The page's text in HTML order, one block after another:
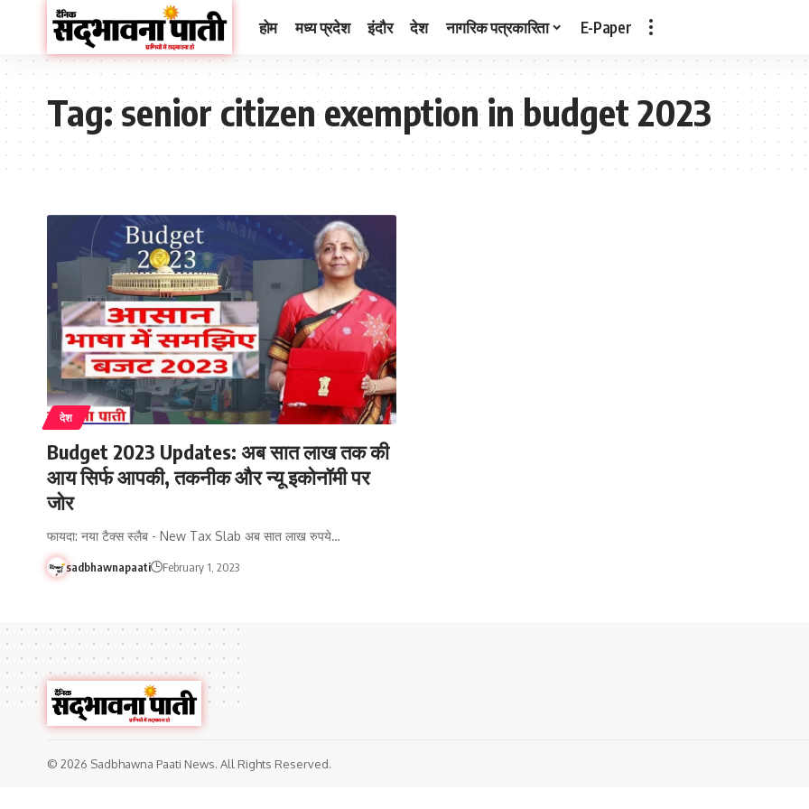
होम मध्य प्रदेश इंदौर देश नागरिक पत्रकारिता E-Paper
Tag:senior citizen exemption in budget 2023
देश
Budget 2023 Updates: अब सात लाख तक की
आय सिर्फ आपकी, तकनीक और न्यू इकोनॉमी पर
जोर
फायदा: नया टैक्स स्लैब - New Tax Slab अब सात लाख रुपये…
sadbhawnapaati February 1, 2023
© 2026 Sadbhawna Paati News. All Rights Reserved.